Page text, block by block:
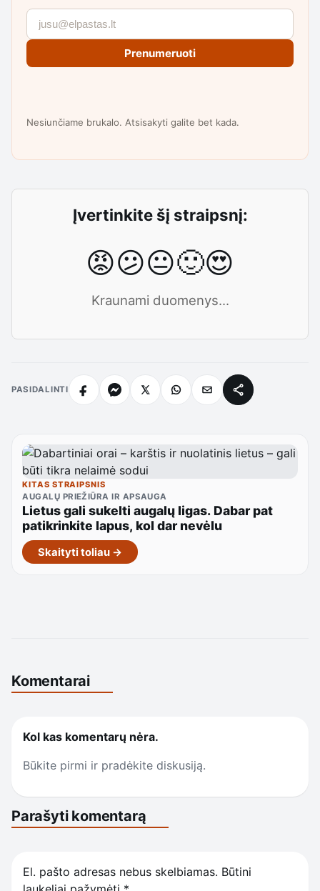
Prenumeruoti
Nesiunčiame brukalo. Atsisakyti galite bet kada.
Įvertinkite šį straipsnį:
😡😕😐🙂😍
Kraunami duomenys...
PASIDALINTI
KITAS STRAIPSNIS
AUGALŲ PRIEŽIŪRA IR APSAUGA
Lietus gali sukelti augalų ligas. Dabar pat
patikrinkite lapus, kol dar nevėlu
Skaityti toliau →
Komentarai
Kol kas komentarų nėra.
Būkite pirmi ir pradėkite diskusiją.
Parašyti komentarą
El. pašto adresas nebus skelbiamas. Būtini